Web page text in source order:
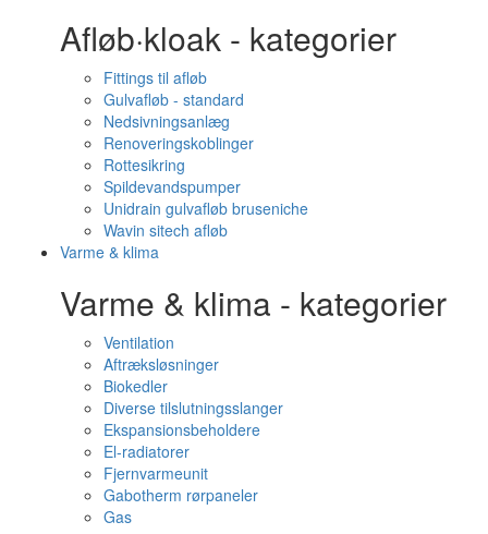
Afløb·kloak - kategorier
Fittings til afløb
Gulvafløb - standard
Nedsivningsanlæg
Renoveringskoblinger
Rottesikring
Spildevandspumper
Unidrain gulvafløb bruseniche
Wavin sitech afløb
Varme & klima
Varme & klima - kategorier
Ventilation
Aftræksløsninger
Biokedler
Diverse tilslutningsslanger
Ekspansionsbeholdere
El-radiatorer
Fjernvarmeunit
Gabotherm rørpaneler
Gas